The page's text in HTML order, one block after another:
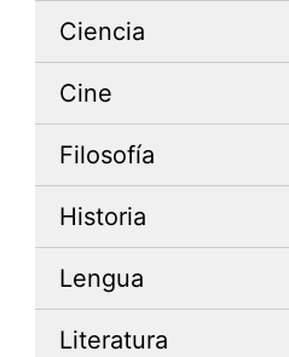
Ciencia
Cine
Filosofía
Historia
Lengua
Literatura